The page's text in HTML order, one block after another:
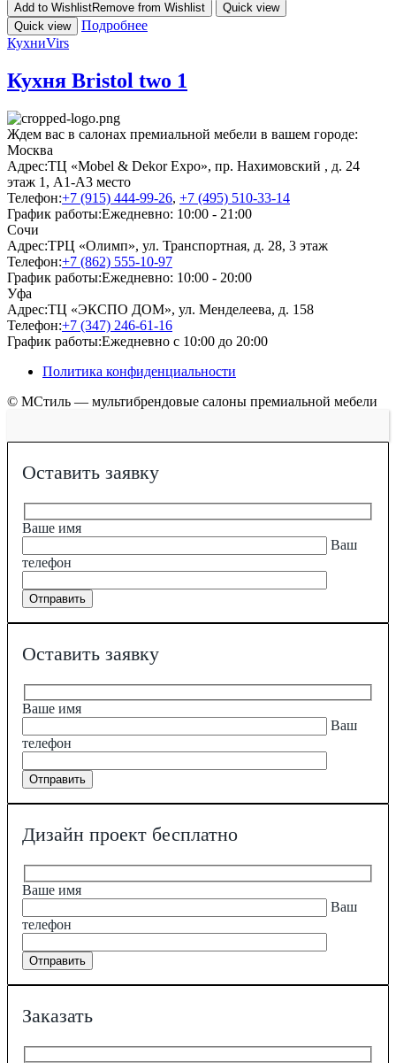
Add to WishlistRemove from Wishlist
Quick view
Quick view
Подробнее
КухниVirs
Кухня Bristol two 1
Ждем вас в салонах премиальной мебели в вашем городе:
Москва
Адрес:ТЦ «Mobel & Dekor Expo», пр. Нахимовский , д. 24
этаж 1, А1-А3 место
Телефон:+7 (915) 444-99-26, +7 (495) 510-33-14
График работы:Ежедневно: 10:00 - 21:00
Сочи
Адрес:ТРЦ «Олимп», ул. Транспортная, д. 28, 3 этаж
Телефон:+7 (862) 555-10-97
График работы:Ежедневно: 10:00 - 20:00
Уфа
Адрес:ТЦ «ЭКСПО ДОМ», ул. Менделеева, д. 158
Телефон:+7 (347) 246-61-16
График работы:Ежедневно с 10:00 до 20:00
Политика конфиденциальности
© МСтиль — мультибрендовые салоны премиальной мебели
Оставить заявку
Ваше имя
Ваш
телефон
Оставить заявку
Ваше имя
Ваш
телефон
Дизайн проект бесплатно
Ваше имя
Ваш
телефон
Заказать